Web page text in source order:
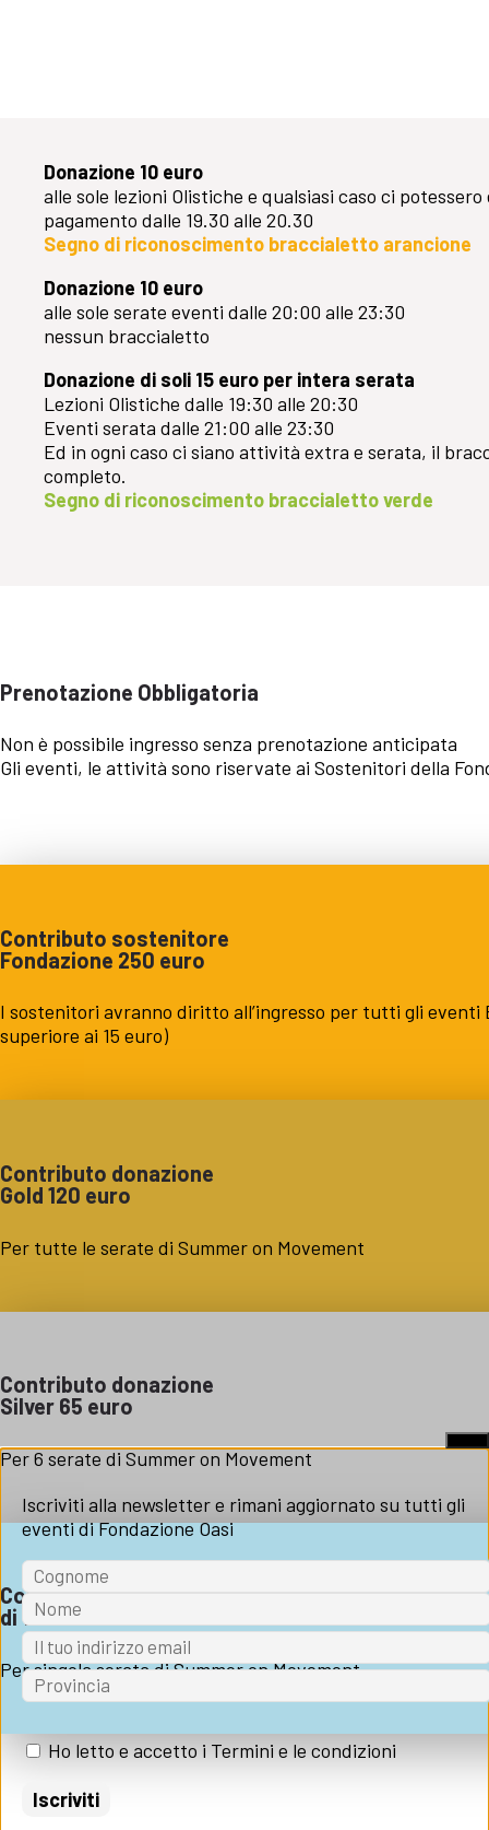
Donazione 10 euro
alle sole lezioni Olistiche e qualsiasi caso ci
pagamento dalle 19.30 alle 20.30
Segno di riconoscimento braccialetto arancione
Donazione 10 euro
alle sole serate eventi dalle 20:00 alle 23:30
nessun braccialetto
Donazione di soli 15 euro per intera serata
Lezioni Olistiche dalle 19:30 alle 20:30
Eventi serata dalle 21:00 alle 23:30
Ed in ogni caso ci siano attività extra e serata, il
completo.
Segno di riconoscimento braccialetto verde
Prenotazione Obbligatoria
Non è possibile ingresso senza prenotazione anticipata
Gli eventi, le attività sono riservate ai Sostenitori della
Contributo sostenitore
Fondazione 250 euro
I sostenitori avranno diritto all’ingresso per tutti gli eventi
superiore ai 15 euro)
Contributo donazione
Gold 120 euro
Per tutte le serate di Summer on Movement
Contributo donazione
Silver 65 euro
Per 6 serate di Summer on Movement
Contributo donazione
di 15 euro
Per singola serata di Summer on Movement
Iscriviti alla newsletter e rimani aggiornato su tutti gli
eventi di Fondazione Oasi
Ho letto e accetto i Termini e le condizioni